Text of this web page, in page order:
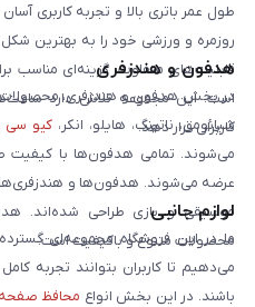
طول عمر باتری بالا و تجربه کاربری
روزمره و ورزشی خود را به بهترین
قابلیت‌های متفاوت، گزینه‌ای مناسب
است. این مجموعه تلاش دارد
کاربران قرار دهد.
هدفون و هندزفری
در بخش هدفون و هندزفری، محصولات
شیائومی، ناتینگ، هایلو، انکر، کیو سی
می‌شوند. تمامی هدفون‌ها با کیفیت
عرضه می‌شوند. هدفون‌ها و هندزفری‌ها
موسیقی و بازی طراحی شده‌اند.
محصولات متنوع و باکیفیت است.
لوازم جانبی
ما در این فروشگاه مجموعه‌ای گسترده
می‌دهیم تا کاربران بتوانند تجربه
باشند. در این بخش انواع محافظ صفحه